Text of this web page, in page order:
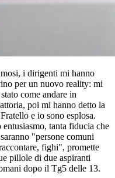
i dirigenti mi hanno
per un nuovo reality: mi
come andare in
poi mi hanno detto la
e io sono esplosa.
tanta fiducia che
"persone comuni
fighi", promette
pillole di due aspiranti
dopo il Tg5 delle 13.